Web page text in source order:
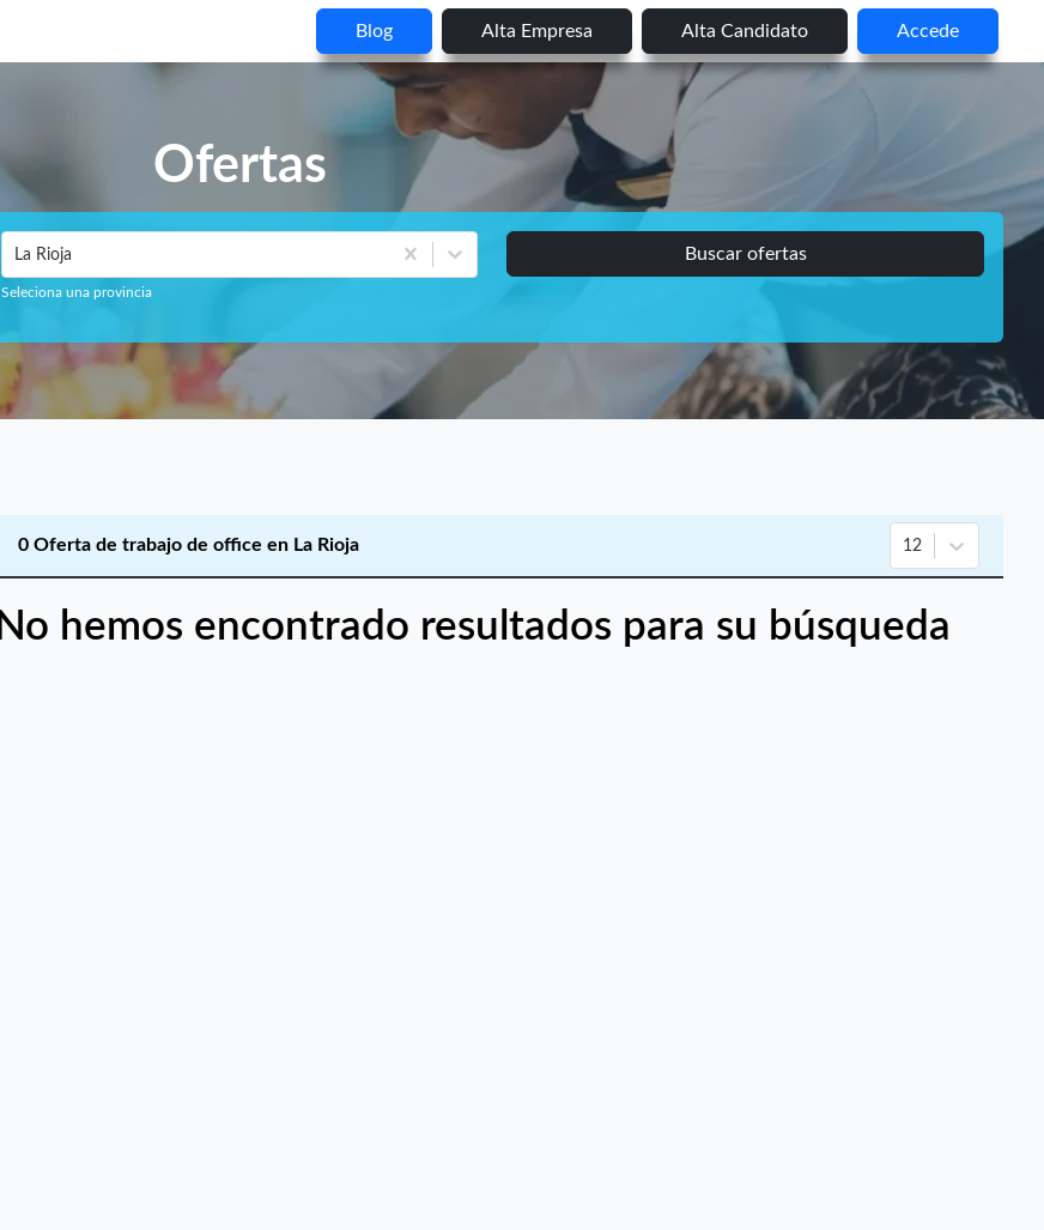
Blog Alta Empresa Alta Candidato Accede
Ofertas
La Rioja
Seleciona una provincia
Buscar ofertas
0 Oferta de trabajo de office en La Rioja 12
No hemos encontrado resultados para su búsqueda